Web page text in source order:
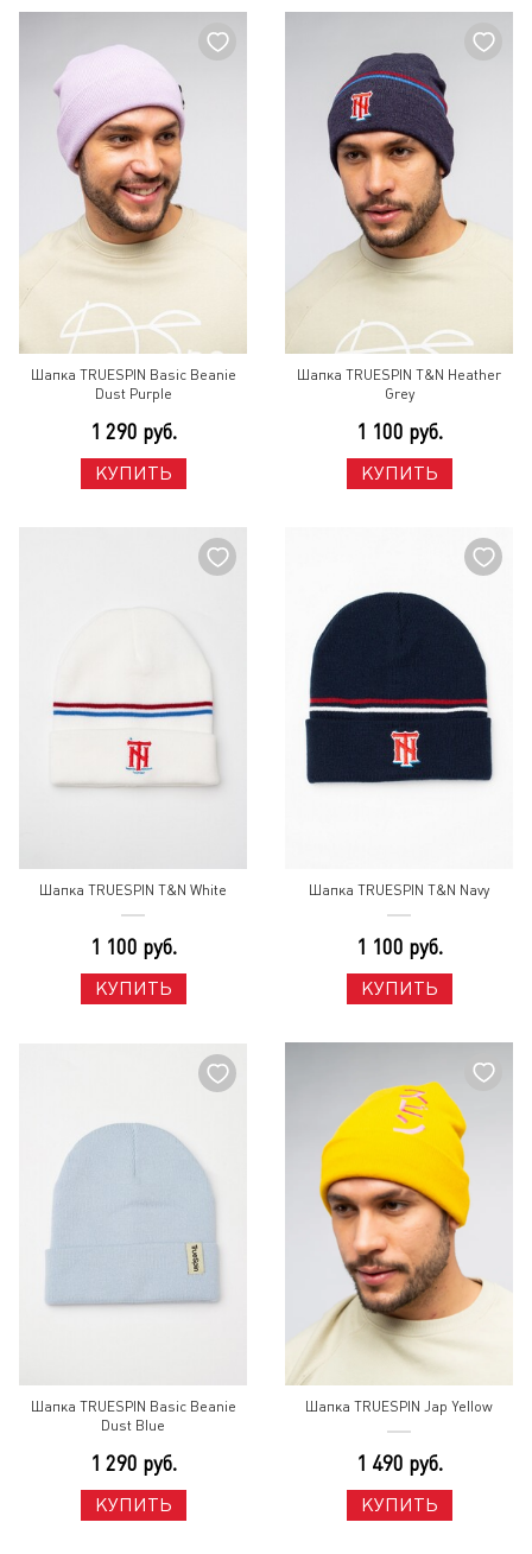
Шапка TRUESPIN Basic Beanie
Dust Purple
1 290 руб.
КУПИТЬ
Шапка TRUESPIN T&N Heather
Grey
1 100 руб.
КУПИТЬ
Шапка TRUESPIN T&N White
1 100 руб.
КУПИТЬ
Шапка TRUESPIN T&N Navy
1 100 руб.
КУПИТЬ
Шапка TRUESPIN Basic Beanie
Dust Blue
1 290 руб.
КУПИТЬ
Шапка TRUESPIN Jap Yellow
1 490 руб.
КУПИТЬ